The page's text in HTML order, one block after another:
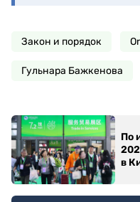
Закон и порядок
Гульнара Бажкенова
По
в